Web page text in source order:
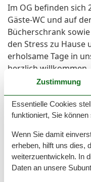
Im OG befinden sich
Gäste-WC und auf
Bücherschrank
den Stress zu Hause
erholsame Tage in
herzlich willkommen.
Hinweise zu
Vermietung
samstags.
In der
zum Fixpreis, An-/
200,- €
muss mit der Miete
Sicherheitsleistung
Zustimmung
Essentielle Cookies
funktioniert, Sie
Wenn Sie damit
erheben, hilft uns dies,
weiterzuentwickeln. In
Daten an unsere